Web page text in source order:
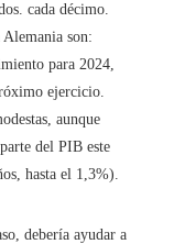
cada décimo.
Alemania son:
para 2024,
ejercicio.
aunque
del PIB este
hasta el 1,3%).
debería ayudar a